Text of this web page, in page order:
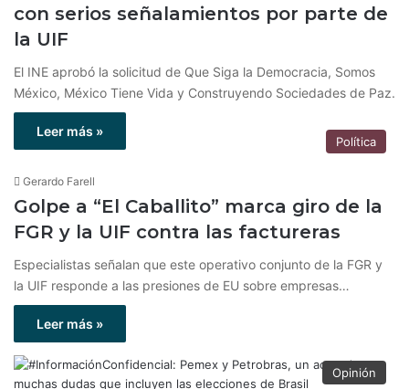
con serios señalamientos por parte de
la UIF
El INE aprobó la solicitud de Que Siga la Democracia, Somos
México, México Tiene Vida y Construyendo Sociedades de Paz.
Leer más »
Política
Gerardo Farell
Golpe a “El Caballito” marca giro de la
FGR y la UIF contra las factureras
Especialistas señalan que este operativo conjunto de la FGR y
la UIF responde a las presiones de EU sobre empresas…
Leer más »
Opinión